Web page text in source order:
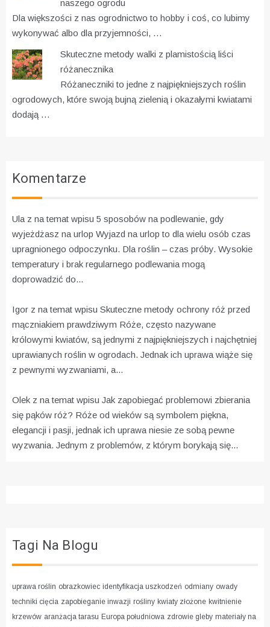
naszego ogrodu
Dla większości z nas ogrodnictwo to hobby i coś, co lubimy
wykonywać albo dla przyjemności, …
Skuteczne metody walki z plamistością liści
różanecznika
Różaneczniki to jedne z najpiękniejszych roślin
ogrodowych, które swoją bujną zielenią i okazałymi kwiatami
dodają …
Komentarze
Ula z na temat wpisu 5 sposobów na podlewanie, gdy
wyjeżdżasz na urlop Wyjazd na urlop to dla wielu osób czas
upragnionego odpoczynku. Dla roślin – czas próby. Wysokie
temperatury i brak regularnego podlewania mogą
doprowadzić do...
Igor z na temat wpisu Skuteczne metody ochrony róż przed
mączniakiem prawdziwym Róże, często nazywane
królowymi kwiatów, są jednymi z najpiękniejszych i najchętniej
uprawianych roślin w ogrodach. Jednak ich uprawa wiąże się
z pewnymi wyzwaniami, a...
Olek z na temat wpisu Jak zapobiegać problemowi zbierania
się pąków róż? Róże od wieków są symbolem piękna,
elegancji i pasji, jednak ich uprawa niesie ze sobą pewne
wyzwania. Jednym z problemów, z którym borykają się...
Tagi Na Blogu
uprawa roślin obrazkowiec identyfikacja uszkodzeń odmiany owady
techniki cięcia zapobieganie inwazji rośliny kwiaty złożone kwitnienie
krzewów aranżacja tarasu Europa południowa zdrowie gleby materiały na